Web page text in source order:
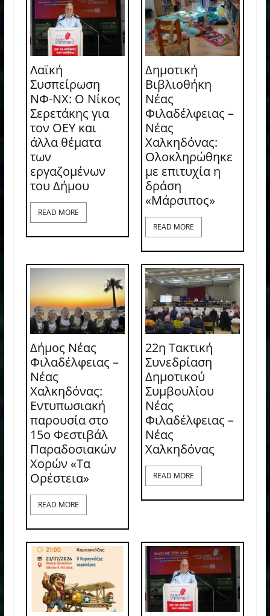
Λαϊκή
Συσπείρωση
ΝΦ-ΝΧ: O Νίκος
Σερετάκης για
τον ΟΕΥ και
άλλα θέματα
των
εργαζομένων
του Δήμου
READ MORE
Δημοτική
Βιβλιοθήκη
Νέας
Φιλαδέλφειας –
Νέας
Χαλκηδόνας:
Ολοκληρώθηκε
με επιτυχία η
δράση
«Μάρσιπος»
READ MORE
Δήμος Νέας
Φιλαδέλφειας –
Νέας
Χαλκηδόνας:
Εντυπωσιακή
παρουσία στο
15ο Φεστιβάλ
Παραδοσιακών
Χορών «Τα
Ορέστεια»
READ MORE
22η Τακτική
Συνεδρίαση
Δημοτικού
Συμβουλίου
Νέας
Φιλαδέλφειας –
Νέας
Χαλκηδόνας
READ MORE